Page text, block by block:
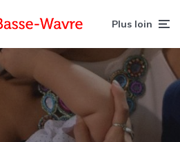
Plus loin